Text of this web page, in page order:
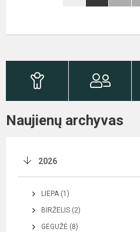
Naujienų archyvas
2026
LIEPA (1)
BIRŽELIS (2)
GEGUŽĖ (8)